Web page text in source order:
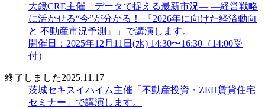
大鏡CRE主催「データで捉える最新市況― ―経営戦略
に活かせる“今”が分かる！ 『2026年に向けた経済動向
と 不動産市況予測』」で講演します。
開催日：2025年12月11日(水) 14:30〜16:30（14:00受
付）
終了しました2025.11.17
茨城セキスイハイム主催「不動産投資・ZEH賃貸住宅
セミナー」で講演します。